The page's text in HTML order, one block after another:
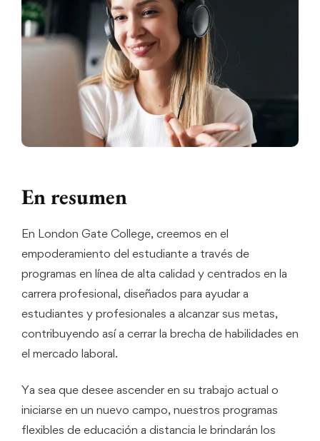
En resumen
En London Gate College, creemos en el
empoderamiento del estudiante a través de
programas en línea de alta calidad y centrados en la
carrera profesional, diseñados para ayudar a
estudiantes y profesionales a alcanzar sus metas,
contribuyendo así a cerrar la brecha de habilidades en
el mercado laboral.
Ya sea que desee ascender en su trabajo actual o
iniciarse en un nuevo campo, nuestros programas
flexibles de educación a distancia le brindarán los